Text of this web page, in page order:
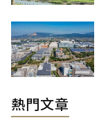
熱門文章